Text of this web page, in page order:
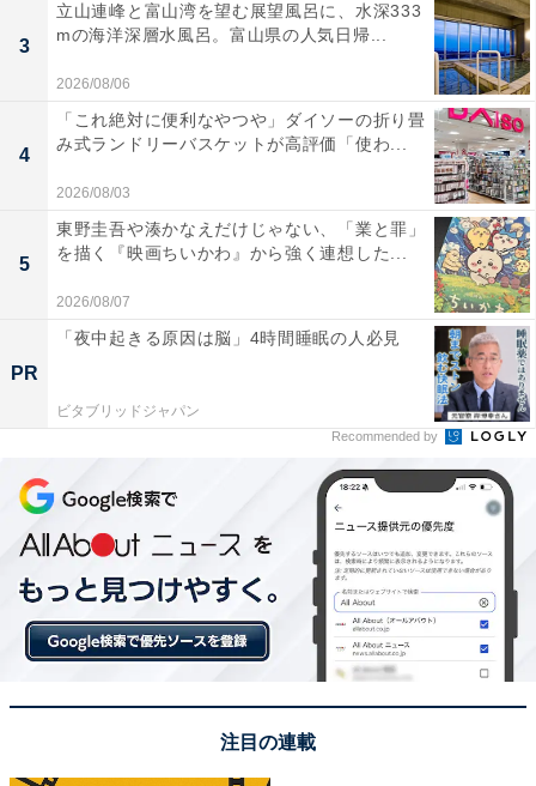
3
立山連峰と富山湾を望む展望風呂に、水深333
mの海洋深層水風呂。富山県の人気日帰...
2026/08/06
4
「これ絶対に便利なやつや」ダイソーの折り畳
み式ランドリーバスケットが高評価「使わ...
2026/08/03
5
東野圭吾や湊かなえだけじゃない、「業と罪」
を描く『映画ちいかわ』から強く連想した...
2026/08/07
PR
「夜中起きる原因は脳」4時間睡眠の人必見
ビタブリッドジャパン
Recommended by
注目の連載